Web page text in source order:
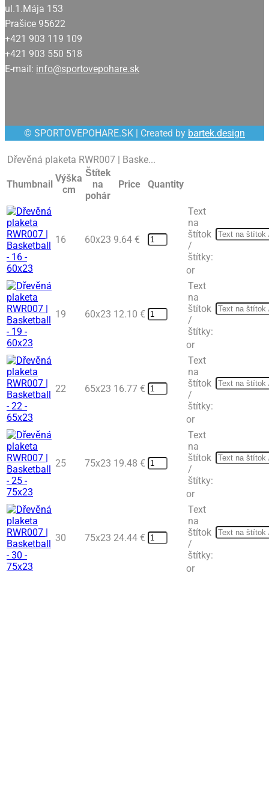
ul.1.Mája 153
Prašice 95622
+421 903 119 109
+421 903 550 518
E-mail: info@sportovepohare.sk
© SPORTOVEPOHARE.SK | Created by bartek.design
Dřevěná plaketa RWR007 | Baske...
Thumbnail
Výška
cm
Štítek
na
pohár
Price Quantity
16 60x23 9.64 €
Text
na
štítok
/
štítky:
or
19 60x23 12.10 €
Text
na
štítok
/
štítky:
or
22 65x23 16.77 €
Text
na
štítok
/
štítky:
or
25 75x23 19.48 €
Text
na
štítok
/
štítky:
or
30 75x23 24.44 €
Text
na
štítok
/
štítky:
or